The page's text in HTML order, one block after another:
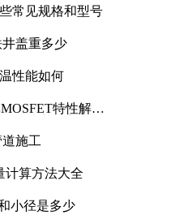
常见规格和型号
盖重多少
性能如何
特性解析
施工
计算方法大全
小径是多少